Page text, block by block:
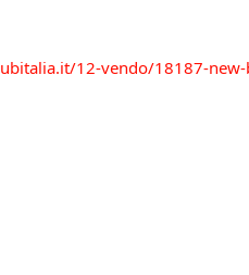
12-vendo/18187-